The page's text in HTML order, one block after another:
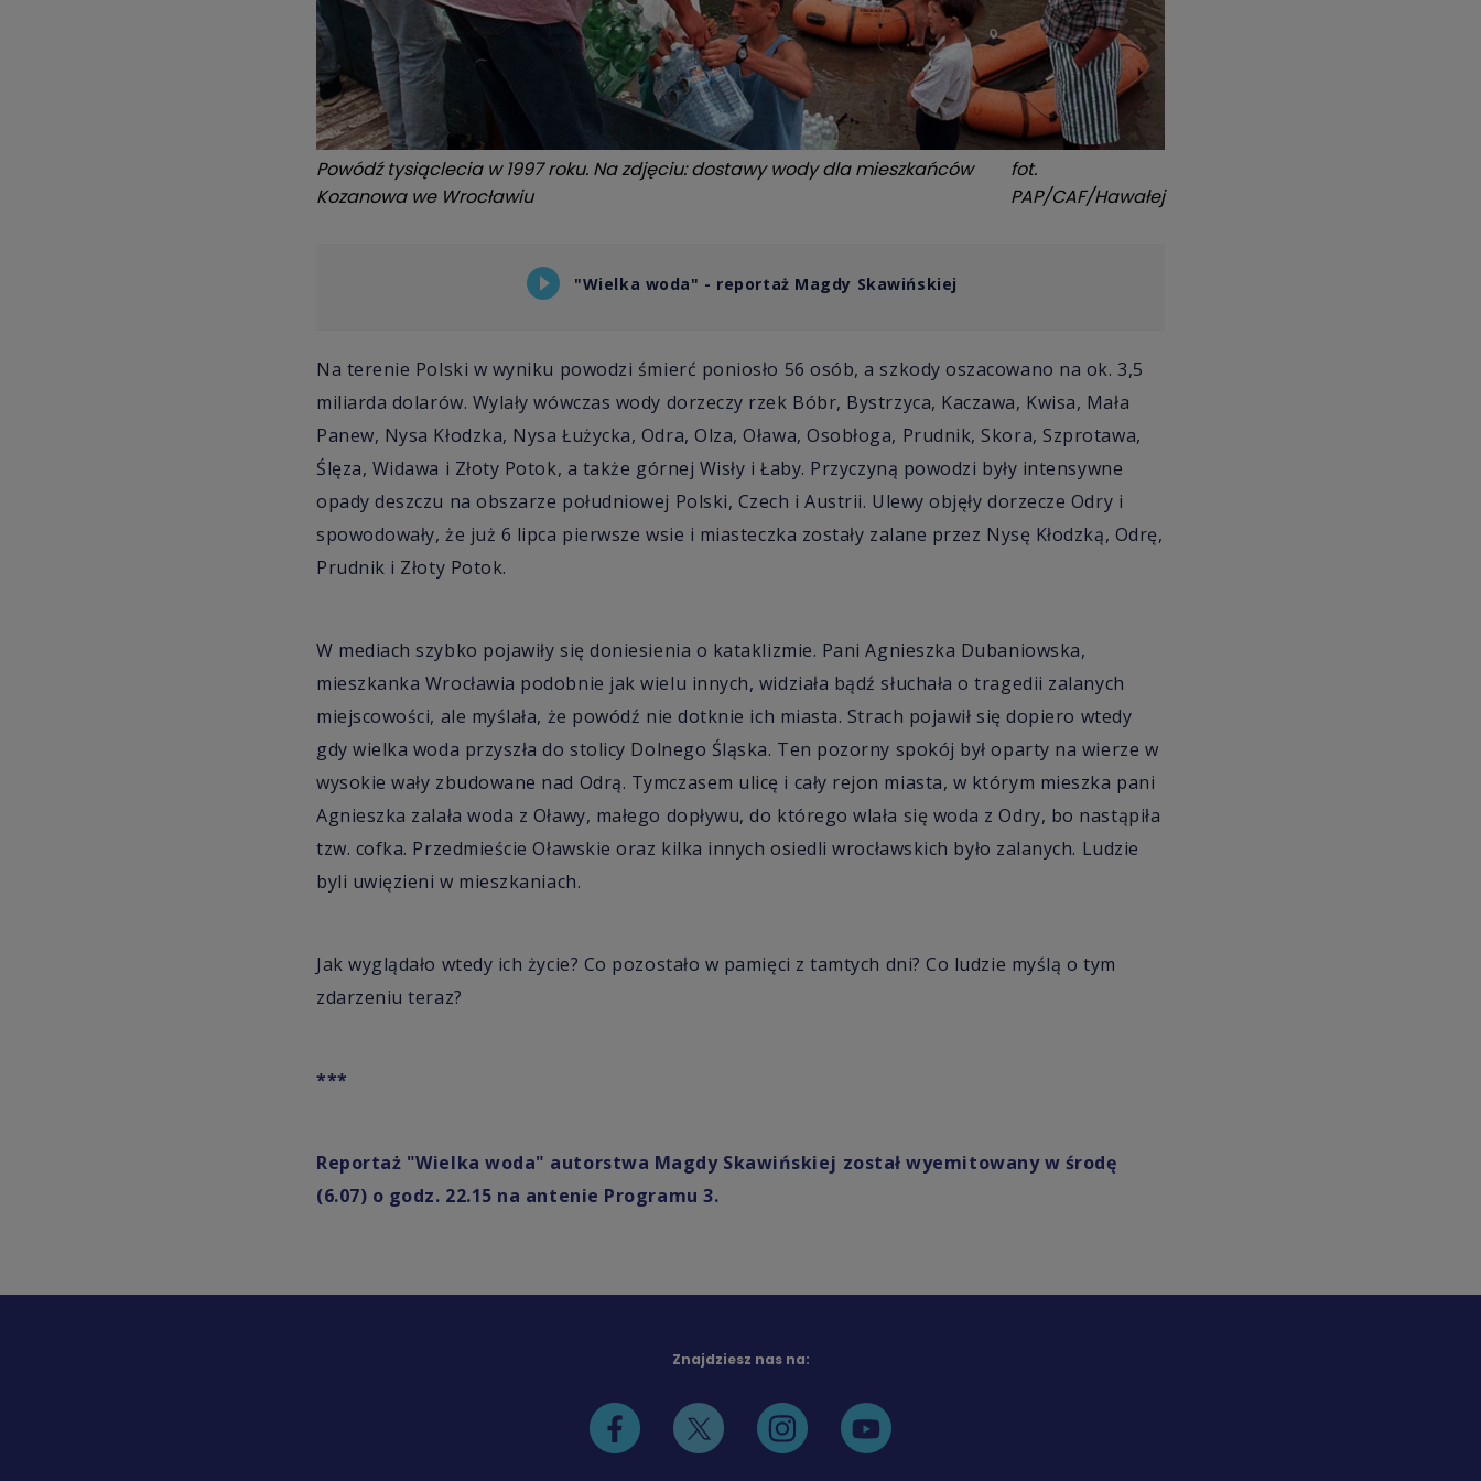
Powódź tysiąclecia w 1997 roku. Na zdjęciu: dostawy wody dla mieszkańców
Kozanowa we Wrocławiu
fot.
PAP/CAF/Hawałej
"Wielka woda" - reportaż Magdy Skawińskiej
Na terenie Polski w wyniku powodzi śmierć poniosło 56 osób, a szkody oszacowano na ok. 3,5
miliarda dolarów. Wylały wówczas wody dorzeczy rzek Bóbr, Bystrzyca, Kaczawa, Kwisa, Mała
Panew, Nysa Kłodzka, Nysa Łużycka, Odra, Olza, Oława, Osobłoga, Prudnik, Skora, Szprotawa,
Ślęza, Widawa i Złoty Potok, a także górnej Wisły i Łaby. Przyczyną powodzi były intensywne
opady deszczu na obszarze południowej Polski, Czech i Austrii. Ulewy objęły dorzecze Odry i
spowodowały, że już 6 lipca pierwsze wsie i miasteczka zostały zalane przez Nysę Kłodzką, Odrę,
Prudnik i Złoty Potok.
W mediach szybko pojawiły się doniesienia o kataklizmie. Pani Agnieszka Dubaniowska,
mieszkanka Wrocławia podobnie jak wielu innych, widziała bądź słuchała o tragedii zalanych
miejscowości, ale myślała, że powódź nie dotknie ich miasta. Strach pojawił się dopiero wtedy
gdy wielka woda przyszła do stolicy Dolnego Śląska. Ten pozorny spokój był oparty na wierze w
wysokie wały zbudowane nad Odrą. Tymczasem ulicę i cały rejon miasta, w którym mieszka pani
Agnieszka zalała woda z Oławy, małego dopływu, do którego wlała się woda z Odry, bo nastąpiła
tzw. cofka. Przedmieście Oławskie oraz kilka innych osiedli wrocławskich było zalanych. Ludzie
byli uwięzieni w mieszkaniach.
Jak wyglądało wtedy ich życie? Co pozostało w pamięci z tamtych dni? Co ludzie myślą o tym
zdarzeniu teraz?
***
Reportaż "Wielka woda" autorstwa Magdy Skawińskiej został wyemitowany w środę
(6.07) o godz. 22.15 na antenie Programu 3.
Znajdziesz nas na: